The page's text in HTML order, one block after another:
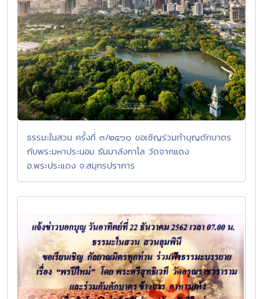
ธรรมะในสวน ครั้งที่ ๓/๒๕๖๑ ขอเชิญร่วมทำบุญตักบาตร
กับพระมหาประนอม ธัมมาลังกาโล วัดจากแดง
อ.พระประแดง จ.สมุทรปราการ